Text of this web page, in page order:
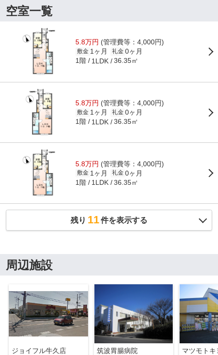
空室一覧
5.8万円 (管理費等：4,000円)
敷金 1ヶ月 礼金 0ヶ月
1階 1LDK 36.35㎡
5.8万円 (管理費等：4,000円)
敷金 1ヶ月 礼金 0ヶ月
1階 1LDK 36.35㎡
5.8万円 (管理費等：4,000円)
敷金 1ヶ月 礼金 0ヶ月
1階 1LDK 36.35㎡
残り 11件を表示する
周辺施設
ジョイフル牛久店
筑波胃腸病院